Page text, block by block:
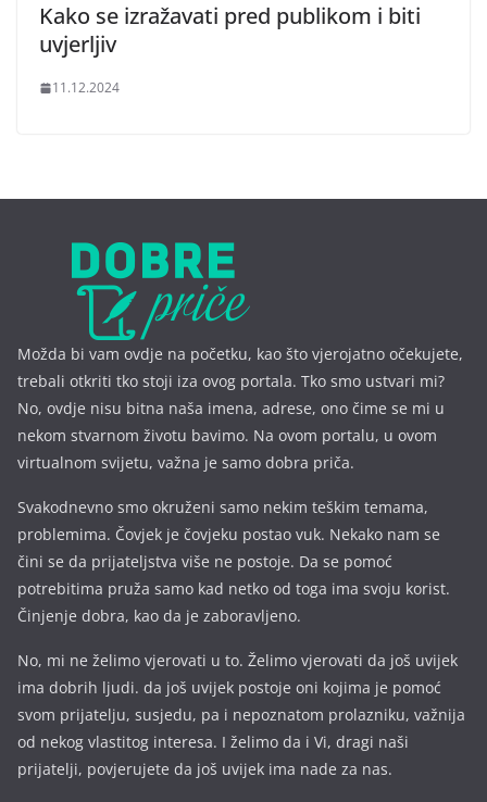
Kako se izražavati pred publikom i biti
uvjerljiv
11.12.2024
Možda bi vam ovdje na početku, kao što vjerojatno očekujete,
trebali otkriti tko stoji iza ovog portala. Tko smo ustvari mi?
No, ovdje nisu bitna naša imena, adrese, ono čime se mi u
nekom stvarnom životu bavimo. Na ovom portalu, u ovom
virtualnom svijetu, važna je samo dobra priča.
Svakodnevno smo okruženi samo nekim teškim temama,
problemima. Čovjek je čovjeku postao vuk. Nekako nam se
čini se da prijateljstva više ne postoje. Da se pomoć
potrebitima pruža samo kad netko od toga ima svoju korist.
Činjenje dobra, kao da je zaboravljeno.
No, mi ne želimo vjerovati u to. Želimo vjerovati da još uvijek
ima dobrih ljudi. da još uvijek postoje oni kojima je pomoć
svom prijatelju, susjedu, pa i nepoznatom prolazniku, važnija
od nekog vlastitog interesa. I želimo da i Vi, dragi naši
prijatelji, povjerujete da još uvijek ima nade za nas.